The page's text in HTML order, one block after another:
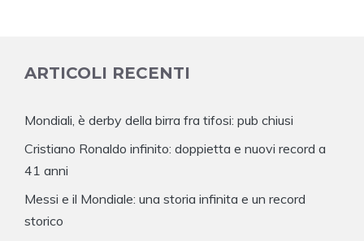
ARTICOLI RECENTI
Mondiali, è derby della birra fra tifosi: pub chiusi
Cristiano Ronaldo infinito: doppietta e nuovi record a
41 anni
Messi e il Mondiale: una storia infinita e un record
storico